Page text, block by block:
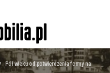
Pół wieku od potwierdzenia formy na